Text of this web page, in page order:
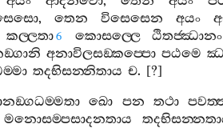
, තෙන විසෙසෙන අයං
කල‍්ලතා6 කොසල‍්ලෙ ඨිතජ‍්ඣානං
අනාවිලසඞ‍්කප‍්පො පඨමෙ
තදභිසන‍්නිතාය ච. [?]
ඛො පන තථා
මනොසම‍්පසාදනතාය